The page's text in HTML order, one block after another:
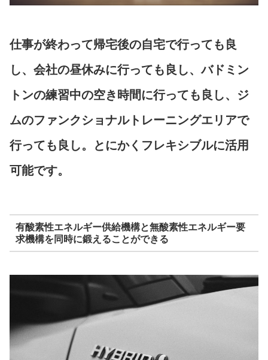
仕事が終わって帰宅後の自宅で行っても良
し、会社の昼休みに行っても良し、バドミン
トンの練習中の空き時間に行っても良し、ジ
ムのファンクショナルトレーニングエリアで
行っても良し。とにかくフレキシブルに活用
可能です。
有酸素性エネルギー供給機構と無酸素性エネルギー要
求機構を同時に鍛えることができる